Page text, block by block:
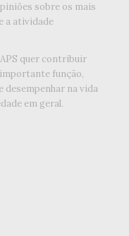
sobre os mais
a atividade
quer contribuir
função,
desempenhar na vida
em geral.